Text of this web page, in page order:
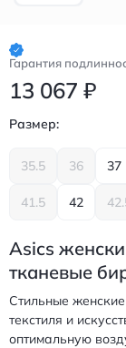
Гарантия
13 067 ₽
Размер:
35.5 36 37
41.5 42
Asics
тканевые
Стильные
текстиля и
оптимальную